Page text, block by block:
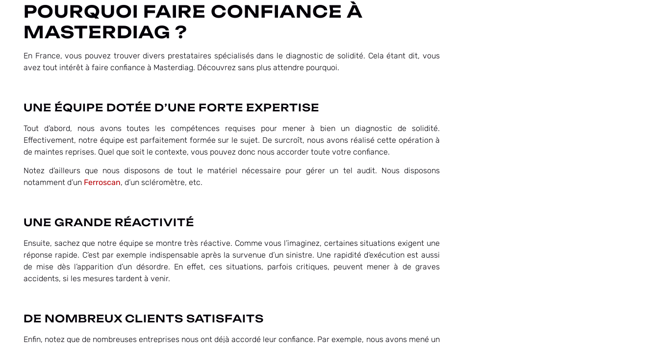
POURQUOI FAIRE CONFIANCE À
MASTERDIAG ?
En France, vous pouvez trouver divers prestataires spécialisés dans le diagnostic de solidité. Cela étant dit, vous
avez tout intérêt à faire confiance à Masterdiag. Découvrez sans plus attendre pourquoi.
UNE ÉQUIPE DOTÉE D’UNE FORTE EXPERTISE
Tout d’abord, nous avons toutes les compétences requises pour mener à bien un diagnostic de solidité.
Effectivement, notre équipe est parfaitement formée sur le sujet. De surcroît, nous avons réalisé cette opération à
de maintes reprises. Quel que soit le contexte, vous pouvez donc nous accorder toute votre confiance.
Notez d’ailleurs que nous disposons de tout le matériel nécessaire pour gérer un tel audit. Nous disposons
notamment d’un Ferroscan, d’un scléromètre, etc.
UNE GRANDE RÉACTIVITÉ
Ensuite, sachez que notre équipe se montre très réactive. Comme vous l’imaginez, certaines situations exigent une
réponse rapide. C’est par exemple indispensable après la survenue d’un sinistre. Une rapidité d’exécution est aussi
de mise dès l’apparition d’un désordre. En effet, ces situations, parfois critiques, peuvent mener à de graves
accidents, si les mesures tardent à venir.
DE NOMBREUX CLIENTS SATISFAITS
Enfin, notez que de nombreuses entreprises nous ont déjà accordé leur confiance. Par exemple, nous avons mené un